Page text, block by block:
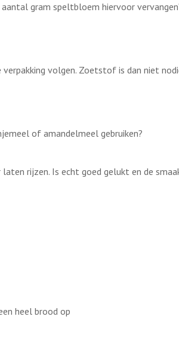
gram speltbloem hiervoor
verpakking volgen. Zoetstof is dan niet
of amandelmeel gebruiken?
rijzen. Is echt goed gelukt en de
heel brood op